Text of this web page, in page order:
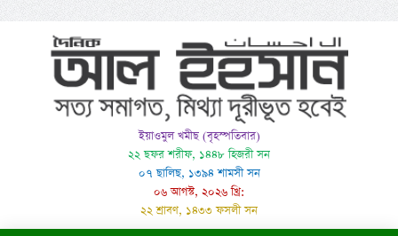
ইয়াওমুল খমীছ (বৃহস্পতিবার)
২২ ছফর শরীফ, ১৪৪৮ হিজরী সন
০৭ ছালিছ, ১৩৯৪ শামসী সন
০৬ আগস্ট, ২০২৬ খ্রি:
২২ শ্রাবণ, ১৪৩৩ ফসলী সন